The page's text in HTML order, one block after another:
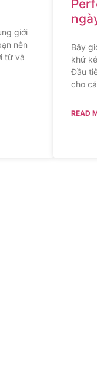
giới
nên
từ và
Bây
khứ
Đầu
cho
READ